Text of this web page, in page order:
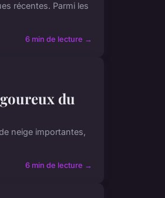
récentes. Parmi les
6 min de lecture →
du
neige importantes,
6 min de lecture →